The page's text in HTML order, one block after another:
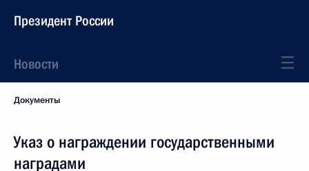
Президент России
Новости
Документы
Указ о награждении государственными
наградами